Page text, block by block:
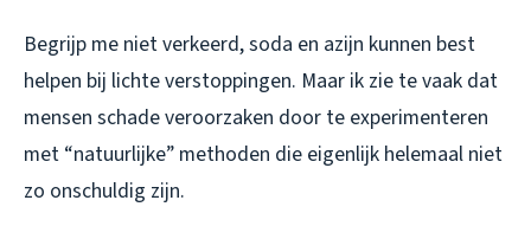
Begrijp me niet verkeerd, soda en azijn kunnen best
helpen bij lichte verstoppingen. Maar ik zie te vaak dat
mensen schade veroorzaken door te experimenteren
met “natuurlijke” methoden die eigenlijk helemaal niet
zo onschuldig zijn.